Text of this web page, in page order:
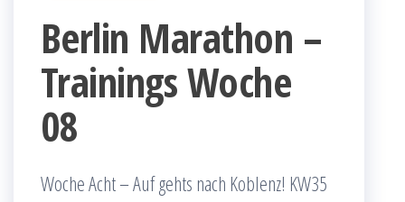
Berlin Marathon –
Trainings Woche
08
Woche Acht – Auf gehts nach Koblenz! KW35